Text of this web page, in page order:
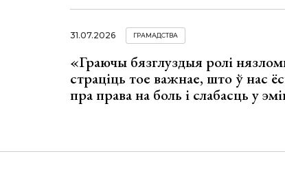
31.07.2026 ГРАМАДСТВА
«Граючы бязглуздыя ролі
страціць тое важнае, што ў нас
пра права на боль і слабасць у